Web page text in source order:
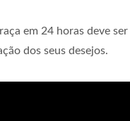
em 24 horas deve ser
dos seus desejos.